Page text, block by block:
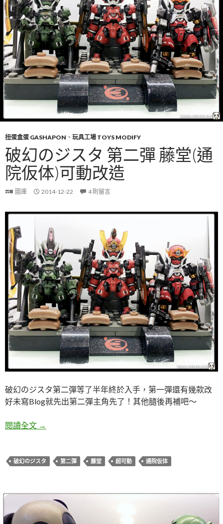
扭蛋盒蛋 GASHAPON 、 玩具工場 TOYS MODIFY
破幻のジスタ 第二彈 藤堂(通
院仮体)可動改造
圖庫 2014-12-22 4 則留言
破幻のジスタ第二彈等了半年終於入手，第一彈還有幾款改
好未寫Blog就先出第二彈主角先了！其他膸後再補吧～
閱讀全文 破幻のジスタ 第二彈 藤堂(通院仮体)可動改造
→
破幻のジスタ 第二彈 藤堂 超可動 通院仮体